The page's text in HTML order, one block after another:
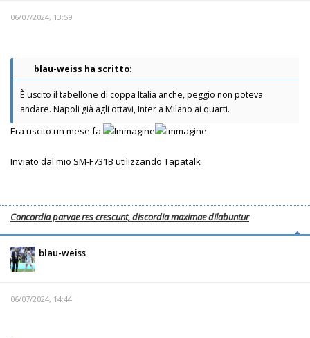
06/07/2024, 13:59
blau-weiss ha scritto:
È uscito il tabellone di coppa Italia anche, peggio non poteva
andare. Napoli già agli ottavi, Inter a Milano ai quarti.
Era uscito un mese fa
Inviato dal mio SM-F731B utilizzando Tapatalk
Concordia parvae res crescunt, discordia maximae dilabuntur
blau-weiss
06/07/2024, 14:44